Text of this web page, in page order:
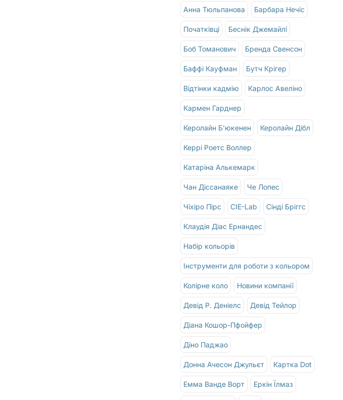
Анна Тюльпанова Барбара Нечіс
Початківці Беснік Джемайлі
Боб Томанович Бренда Свенсон
Баффі Кауфман Бутч Крігер
Відтінки кадмію Карлос Авеліно
Кармен Гарднер
Керолайн Б'юкенен Керолайн Дібл
Керрі Роетс Воллер
Катаріна Алькемарк
Чан Діссанаяке Че Лопес
Чіхіро Пірс CIE-Lab Сінді Бріггс
Клаудія Діас Ернандес
Набір кольорів
Інструменти для роботи з кольором
Колірне коло Новини компанії
Девід Р. Деніелс Девід Тейлор
Діана Кошор-Пфойфер
Діно Паджао
Донна Ачесон Джульєт Картка Dot
Емма Ванде Ворт Еркін Їлмаз